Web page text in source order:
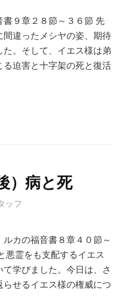
書９章２８節～３６節 先
違ったメシヤの姿、期待
。そして、イエス様は弟
迫害と十字架の死と復活
）病と死
ッフ
ルカの福音書８章４０節～
悪霊をも支配するイエス
学びました。今日は、さ
せるイエス様の権威につ